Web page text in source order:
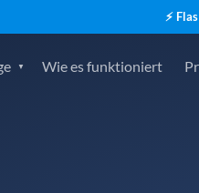
⚡
Wie es funktioniert